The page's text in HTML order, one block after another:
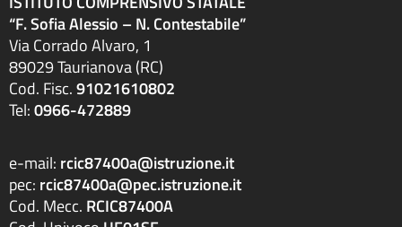
“F. Sofia Alessio – N. Contestabile”
Via Corrado Alvaro, 1
89029 Taurianova (RC)
Cod. Fisc.91021610802
Tel:0966-472889
e-mail: rcic87400a@istruzione.it
pec: rcic87400a@pec.istruzione.it
Cod. Mecc. RCIC87400A